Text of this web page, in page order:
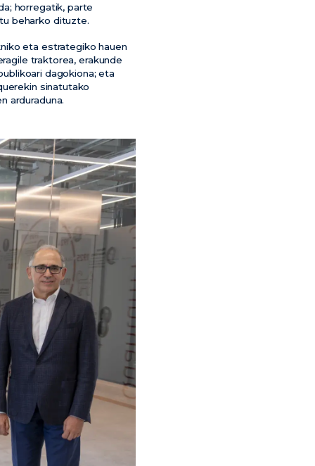
horregatik, parte
beharko dituzte.
eta estrategiko hauen
traktorea, erakunde
dagokiona; eta
sinatutako
arduraduna.